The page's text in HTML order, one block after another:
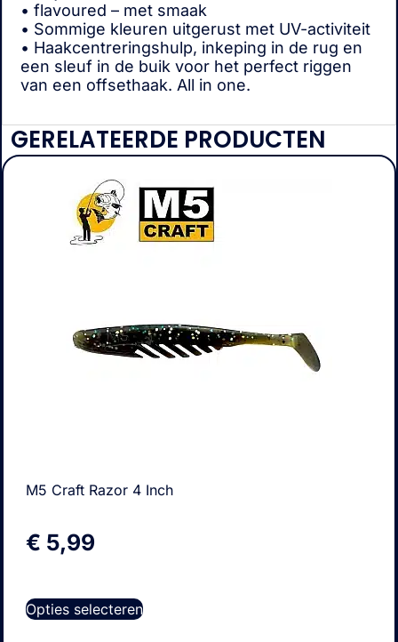
• flavoured – met smaak
• Sommige kleuren uitgerust met UV-activiteit
• Haakcentreringshulp, inkeping in de rug en
een sleuf in de buik voor het perfect riggen
van een offsethaak. All in one.
GERELATEERDE PRODUCTEN
M5 Craft Razor 4 Inch
€ 5,99
Opties selecteren